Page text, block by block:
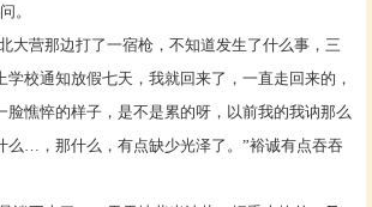
。
营那边打了一宿枪，不知道发生了什么事，三
学校通知放假七天，我就回来了，一直走回来的，
脸憔悴的样子，是不是累的呀，以前我的我讷那么
么…，那什么，有点缺少光泽了。”裕诚有点吞吞